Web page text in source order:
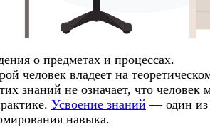
о предметах и процессах.
человек владеет на
знаний не означает, что человек
Усвоение знаний — один из
навыка.